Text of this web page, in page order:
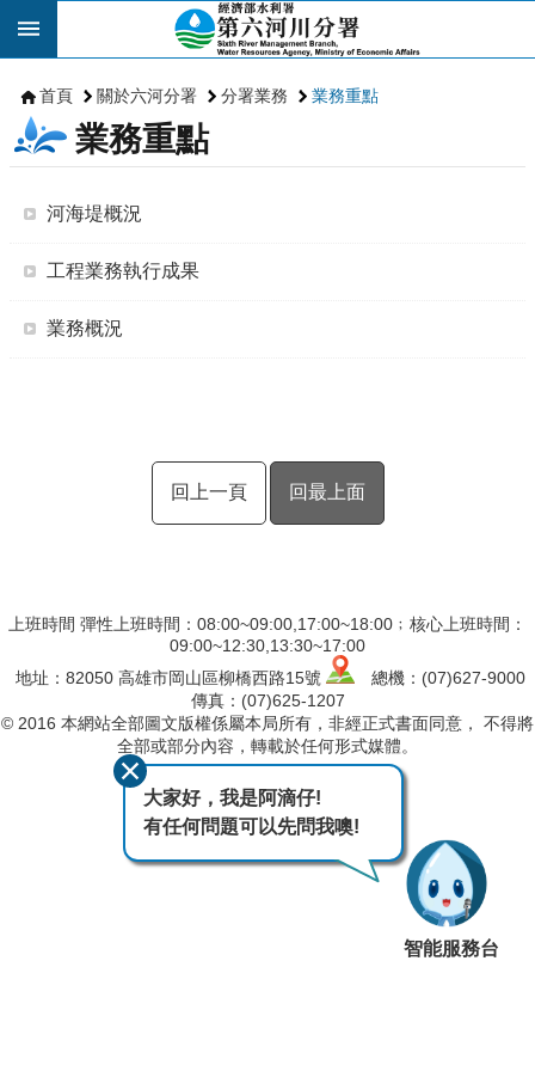
跳到主要內容區塊
首頁 關於六河分署 分署業務 業務重點
業務重點
河海堤概況
工程業務執行成果
業務概況
回上一頁 回最上面
上班時間 彈性上班時間：08:00~09:00,17:00~18:00﹔核心上班時間：
09:00~12:30,13:30~17:00
地址：82050 高雄市岡山區柳橋西路15號
總機：(07)627-9000
傳真：(07)625-1207
© 2016 本網站全部圖文版權係屬本局所有，非經正式書面同意， 不得將
全部或部分內容，轉載於任何形式媒體。
最後異動日期115-08-06
瀏覽人次3014
大家好，我是阿滴仔!
有任何問題可以先問我噢!
智能服務台